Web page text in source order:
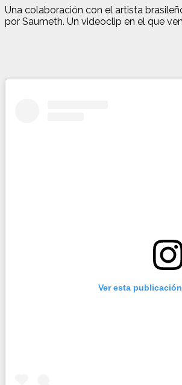
Una colaboración con el artista
por Saumeth. Un videoclip en el que
Ver esta